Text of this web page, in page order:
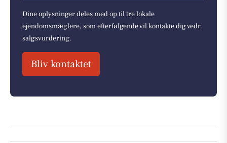
Dine oplysninger deles med op til tre lokale
ejendomsmæglere, som efterfølgende vil kontakte dig vedr.
salgsvurdering.
Bliv kontaktet